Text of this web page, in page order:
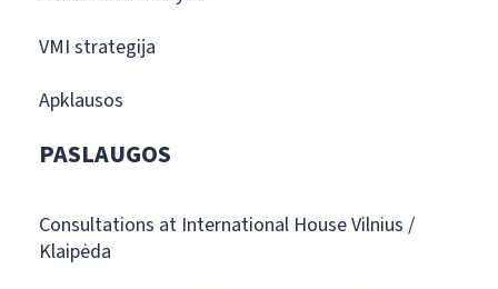
VMI strategija
Apklausos
PASLAUGOS
Consultations at International House Vilnius /
Klaipėda